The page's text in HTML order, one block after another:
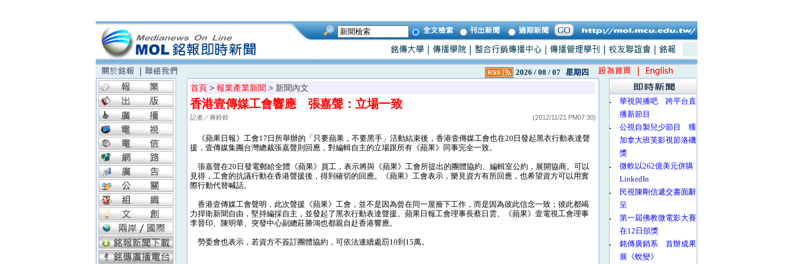
2026 / 08 / 07 星期四
首頁 > 報業產業新聞 > 新聞內文
香港壹傳媒工會響應 張嘉聲：立場一致
記者／蔣鈴鈴 (2012/11/21 PM07:30)
《蘋果日報》工會17日所舉辦的「只要蘋果，不要黑手」活動結束後，香港壹傳媒工會也在20日發起黑衣行動表達聲
援，壹傳媒集團台灣總裁張嘉聲則回應，對編輯自主的立場跟所有《蘋果》同事完全一致。
張嘉聲在20日發電郵給全體《蘋果》員工，表示將與《蘋果》工會所提出的團體協約、編輯室公約，展開協商。可以
見得，工會的抗議行動在香港聲援後，得到確切的回應。《蘋果》工會表示，樂見資方有所回應，也希望資方可以用實
際行動代替喊話。
香港壹傳媒工會聲明，此次聲援《蘋果》工會，並不是因為曾在同一屋簷下工作，而是因為彼此信念一致；彼此都竭
力捍衛新聞自由，堅持編採自主，並發起了黑衣行動表達聲援。蘋果日報工會理事長蔡日雲、《蘋果》壹電視工會理事
李晉印、陳明華、突發中心副總莊勝鴻也都親自赴香港響應。
勞委會也表示，若資方不簽訂團體協約，可依法連續處罰10到15萬。
‧
華視與播吧 跨平台直
播新節目
‧
公視自製兒少節目 獲
加拿大班芙影視節洛磯
獎
‧
微軟以262億美元併購
LinkedIn
‧
民視陳剛信遞交書面辭
呈
‧
第一屆佛教微電影大賽
在12日頒獎
‧
銘傳廣銷系 首辦成果
展《蛻變》